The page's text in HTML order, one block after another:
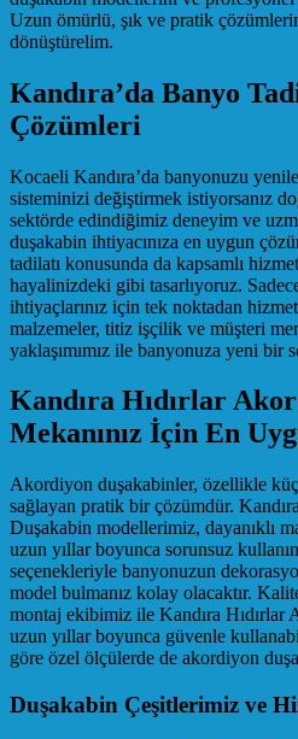
Uzun ömürlü, şık ve pratik
dönüştürelim.
Kandıra’da Banyo
Çözümleri
Kocaeli Kandıra’da banyonuzu
sisteminizi değiştirmek istiyorsanız
sektörde edindiğimiz deneyim ve
duşakabin ihtiyacınıza en uygun
tadilatı konusunda da kapsamlı
hayalinizdeki gibi tasarlıyoruz.
ihtiyaçlarınız için tek noktadan
malzemeler, titiz işçilik ve müşteri
yaklaşımımız ile banyonuza yeni bir
Kandıra Hıdırlar
Mekanınız İçin En
Akordiyon duşakabinler, özellikle
sağlayan pratik bir çözümdür.
Duşakabin modellerimiz, dayanıklı
uzun yıllar boyunca sorunsuz
seçenekleriyle banyonuzun
model bulmanız kolay olacaktır.
montaj ekibimiz ile Kandıra Hıdırlar
uzun yıllar boyunca güvenle
göre özel ölçülerde de akordiyon
Duşakabin Çeşitlerimiz ve